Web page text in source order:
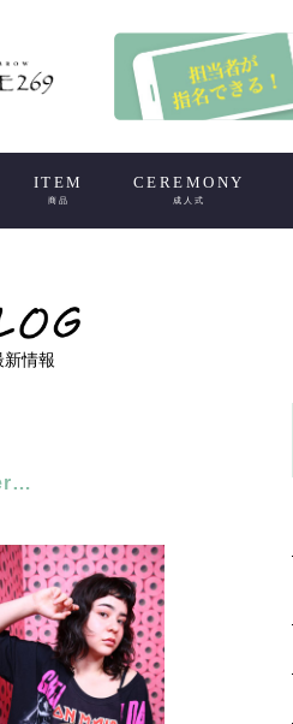
ITEM
商品
CEREMONY
成人式
新情報